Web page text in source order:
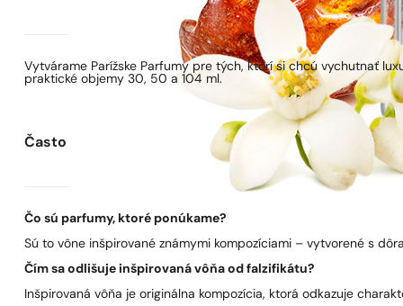
Vytvárame Parížske Parfumy pre tých, ktorí si chcú vychutnať
praktické objemy 30, 50 a 104 ml.
Často kladené otázky
Čo sú parfumy, ktoré ponúkame?
Sú to vône inšpirované známymi kompozíciami – vytvorené s
Čím sa odlišuje inšpirovaná vôňa od falzifikátu?
Inšpirovaná vôňa je originálna kompozícia, ktorá odkazuje